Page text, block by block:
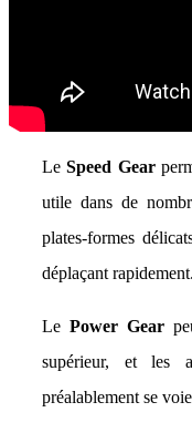
LeSpeed Gear
utile dans de
plates-formes
déplaçant rapidement.
Le Power Gear
supérieur, et les
préalablement se